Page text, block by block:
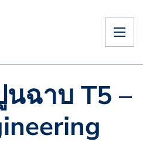
นฉาบ T5 –